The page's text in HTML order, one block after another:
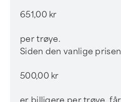
651,00 kr
per trøye.
Siden den vanlige
500,00 kr